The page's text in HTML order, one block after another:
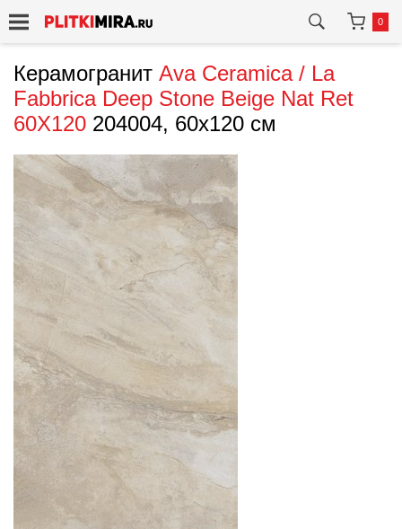
0
Керамогранит Ava Ceramica / La
Fabbrica Deep Stone Beige Nat Ret
60X120 204004, 60x120 см